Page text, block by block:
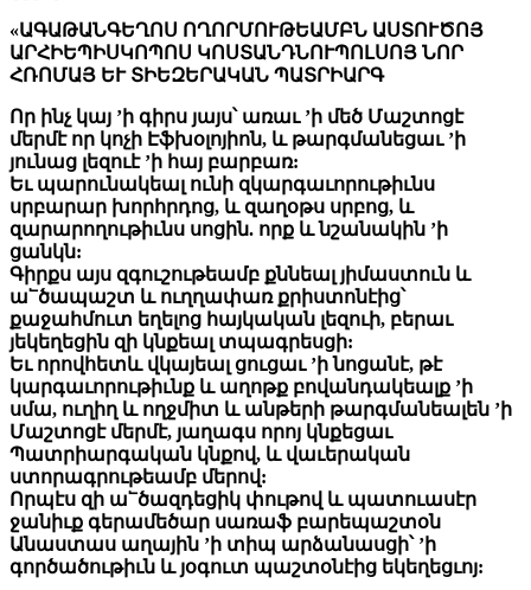
«ԱԳԱԹԱՆԳԵՂՈՍ ՈՂՈՐՄՈՒԹԵԱՄԲՆ ԱՍՏՈՒԾՈՅ
ԱՐՀԻԵՊԻՍԿՈՊՈՍ ԿՈՍՏԱՆԴՆՈՒՊՈԼՍՈՅ ՆՈՐ
ՀՌՈՄԱՅ ԵՒ ՏԻԵԶԵՐԱԿԱՆ ՊԱՏՐԻԱՐԳ
Որ ինչ կայ ’ի գիրս յայս՝ առաւ ’ի մեծ Մաշտոցէ
մերմէ որ կոչի Էֆխօլոյիոն, և թարգմանեցաւ ’ի
յունաց լեզուէ ’ի հայ բարբառ:
Եւ պարունակեալ ունի զկարգաւորութիւնս
սրբարար խորհրդոց, և զաղօթս սրբոց, և
զարարողութիւնս սոցին. որք և նշանակին ’ի
ցանկն:
Գիրքս այս զգուշութեամբ քննեալ յիմաստուն և
ա՟ծապաշտ և ուղղափառ քրիստոնէից՝
քաջահմուտ եղելոց հայկական լեզուի, բերաւ
յեկեղեցին զի կնքեալ տպագրեսցի:
Եւ որովհետև վկայեալ ցուցաւ ’ի նոցանէ, թէ
կարգաւորութիւնք և աղոթք բովանդակեալք ’ի
սմա, ուղիղ և ողջմիտ և անթերի թարգմանեալեն ’ի
Մաշտոցէ մերմէ, յաղագս որոյ կնքեցաւ
Պատրիարգական կնքով, և վաւերական
ստորագրութեամբ մերով:
Որպէս զի ա՟ծազդեցիկ փութով և պատուասէր
ջանիւք գերամեծար սառաֆ բարեպաշտօն
Անաստաս աղային ’ի տիպ արձանասցի՝ ’ի
գործածութիւն և յօգուտ պաշտօնէից եկեղեցւոյ: